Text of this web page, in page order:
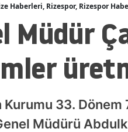
durum yok!
Haberleri, Rizespor, Rizespor
Müdür
Kurumu 33. Dönem
Müdürü